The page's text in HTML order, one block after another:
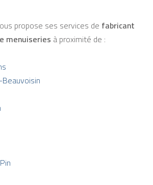
propose ses services de fabricant
menuiseriesà proximité de :